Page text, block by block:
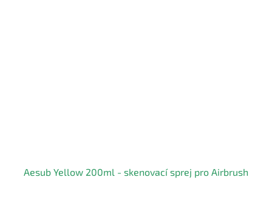
Aesub Yellow 200ml - skenovací sprej pro Airbrush